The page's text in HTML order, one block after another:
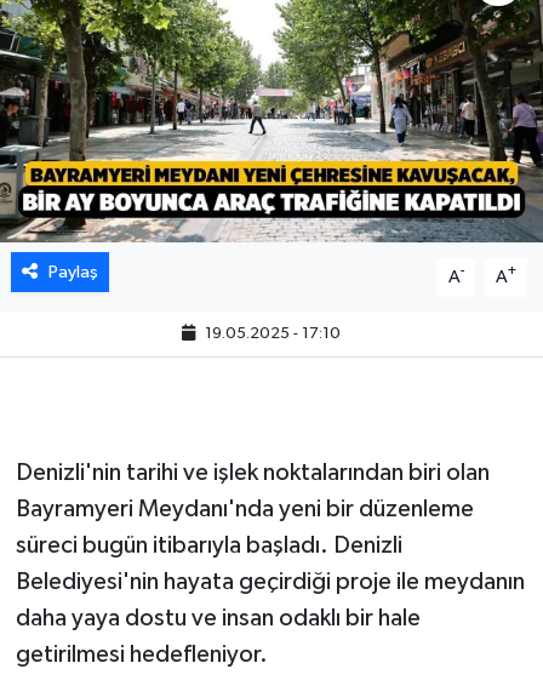
Paylaş A- A+
19.05.2025 - 17:10
Denizli'nin tarihi ve işlek noktalarından biri olan
Bayramyeri Meydanı'nda yeni bir düzenleme
süreci bugün itibarıyla başladı. Denizli
Belediyesi'nin hayata geçirdiği proje ile meydanın
daha yaya dostu ve insan odaklı bir hale
getirilmesi hedefleniyor.